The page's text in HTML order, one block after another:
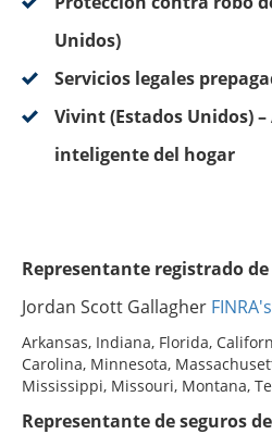
Unidos)
Servicios legales
Vivint (Estados Unidos)
inteligente del hogar
Representante registrado
Jordan Scott Gallagher
Arkansas, Indiana, Florida,
Carolina, Minnesota,
Mississippi, Missouri, Montana,
Representante de seguros